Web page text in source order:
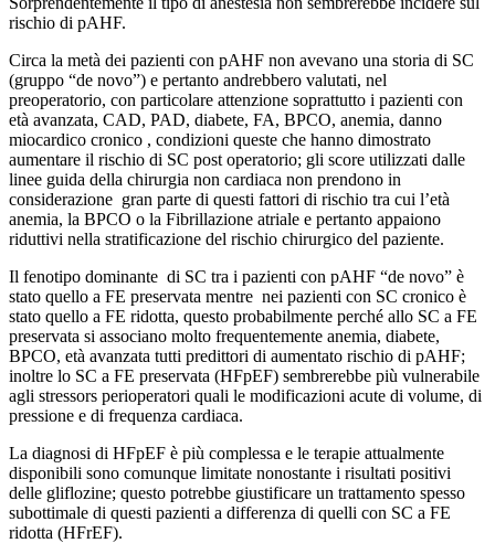
rischio di pAHF.
Circa la metà dei pazienti con pAHF non avevano una storia di SC
(gruppo “de novo”) e pertanto andrebbero valutati, nel
preoperatorio, con particolare attenzione soprattutto i pazienti con
età avanzata, CAD, PAD, diabete, FA, BPCO, anemia, danno
miocardico cronico , condizioni queste che hanno dimostrato
aumentare il rischio di SC post operatorio; gli score utilizzati dalle
linee guida della chirurgia non cardiaca non prendono in
considerazione gran parte di questi fattori di rischio tra cui l’età
anemia, la BPCO o la Fibrillazione atriale e pertanto appaiono
riduttivi nella stratificazione del rischio chirurgico del paziente.
Il fenotipo dominante di SC tra i pazienti con pAHF “de novo” è
stato quello a FE preservata mentre nei pazienti con SC cronico è
stato quello a FE ridotta, questo probabilmente perché allo SC a FE
preservata si associano molto frequentemente anemia, diabete,
BPCO, età avanzata tutti predittori di aumentato rischio di pAHF;
inoltre lo SC a FE preservata (HFpEF) sembrerebbe più vulnerabile
agli stressors perioperatori quali le modificazioni acute di volume, di
pressione e di frequenza cardiaca.
La diagnosi di HFpEF è più complessa e le terapie attualmente
disponibili sono comunque limitate nonostante i risultati positivi
delle gliflozine; questo potrebbe giustificare un trattamento spesso
subottimale di questi pazienti a differenza di quelli con SC a FE
ridotta (HFrEF).